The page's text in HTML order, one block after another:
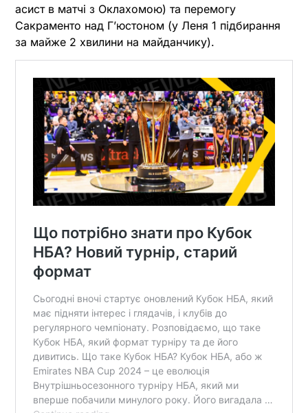
асист в матчі з Оклахомою) та перемогу
Сакраменто над Гʼюстоном (у Леня 1 підбирання
за майже 2 хвилини на майданчику).